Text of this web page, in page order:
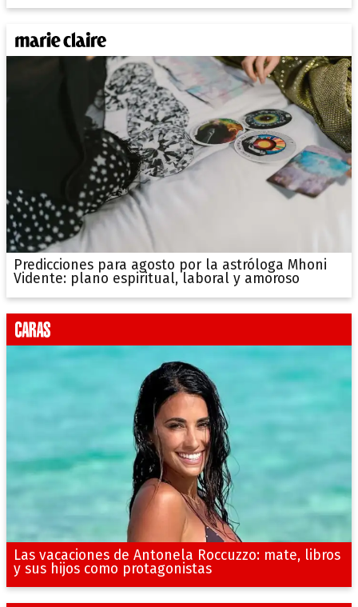
Predicciones para agosto por la astróloga Mhoni
Vidente: plano espiritual, laboral y amoroso
Las vacaciones de Antonela Roccuzzo: mate, libros
y sus hijos como protagonistas